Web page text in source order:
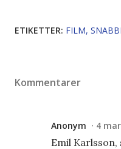
ETIKETTER: FILM
Kommentarer
Anonym 4
Emil